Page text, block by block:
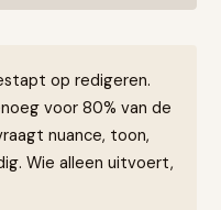
op redigeren.
voor 80% van de
nuance, toon,
Wie alleen uitvoert,